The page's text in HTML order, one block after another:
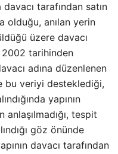
tarafından satın
olduğu, anılan yerin
üzere davacı
2002 tarihinden
adına düzenlenen
bu veriyi desteklediği,
yapının
tespit
göz önünde
davacı tarafından